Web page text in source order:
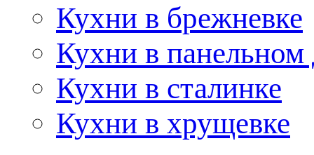
Кухни в брежневке
Кухни в панельном
Кухни в сталинке
Кухни в хрущевке